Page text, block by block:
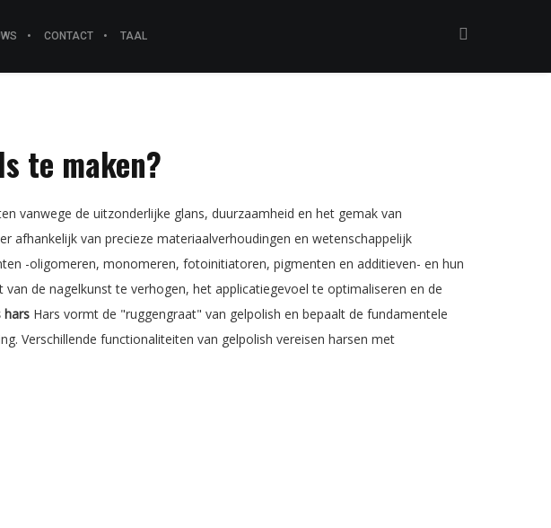
CONTACT TAAL
te maken?
vanwege de uitzonderlijke glans, duurzaamheid en het gemak van
afhankelijk van precieze materiaalverhoudingen en wetenschappelijk
-oligomeren, monomeren, fotoinitiatoren, pigmenten en additieven- en hun
de nagelkunst te verhogen, het applicatiegevoel te optimaliseren en de
hars Hars vormt de "ruggengraat" van gelpolish en bepaalt de fundamentele
Verschillende functionaliteiten van gelpolish vereisen harsen met